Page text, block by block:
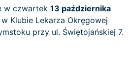
w czwartek 13 października
w Klubie Lekarza Okręgowej
przy ul. Świętojańskiej 7.